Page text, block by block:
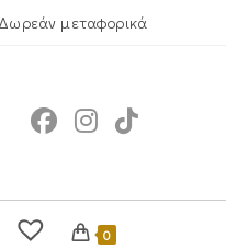
μεταφορικά
0